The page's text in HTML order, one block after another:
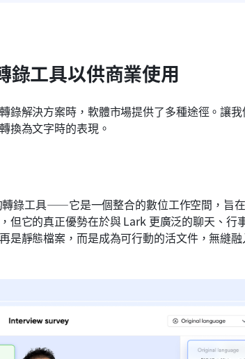
錄工具以供商業使用
錄解決方案時，軟體市場提供了多種途徑。讓
換為文字時的表現。
錄工具——它是一個整合的數位工作空間，旨
但它的真正優勢在於與 Lark 更廣泛的聊天、行
是靜態檔案，而是成為可行動的活文件，無縫